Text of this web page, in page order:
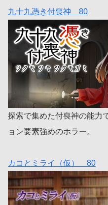
九十九憑き付喪神 80
探索で集めた付喪神の能力
ョン要素強めのホラー。
カコとミライ（仮） 80